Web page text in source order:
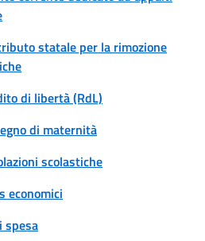
statale per la rimozione
di libertà (RdL)
di maternità
scolastiche
economici
spesa